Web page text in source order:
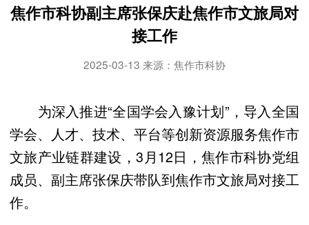
焦作市科协副主席张保庆赴焦作市文旅局对
接工作
2025-03-13 来源：焦作市科协
为深入推进“全国学会入豫计划”，导入全国
学会、人才、技术、平台等创新资源服务焦作市
文旅产业链群建设，3月12日，焦作市科协党组
成员、副主席张保庆带队到焦作市文旅局对接工
作。